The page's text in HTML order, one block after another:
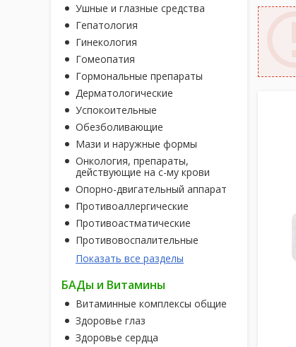
Ушные и глазные средства
Гепатология
Гинекология
Гомеопатия
Гормональные препараты
Дерматологические
Успокоительные
Обезболивающие
Мази и наружные формы
Онкология, препараты,
действующие на с-му крови
Опорно-двигательный аппарат
Противоаллергические
Противоастматические
Противовоспалительные
Показать все разделы
БАДы и Витамины
Витаминные комплексы общие
Здоровье глаз
Здоровье сердца